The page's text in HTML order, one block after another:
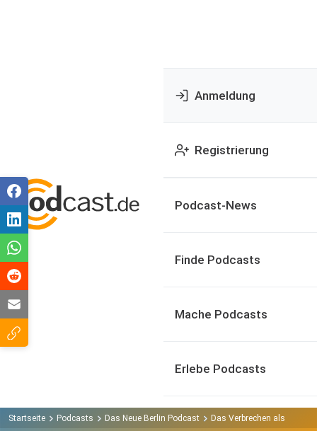
Anmeldung
Registrierung
Podcast-News
Finde Podcasts
Mache Podcasts
Erlebe Podcasts
Startseite Podcasts Das Neue Berlin Podcast Das Verbrechen als